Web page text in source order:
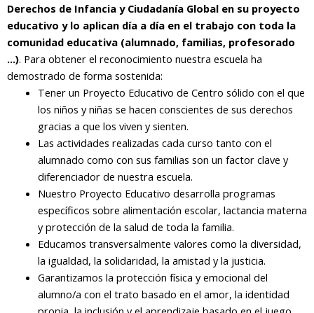
Derechos de Infancia y Ciudadanía Global en su proyecto
educativo y lo aplican día a día en el trabajo con toda la
comunidad educativa (alumnado, familias, profesorado
…). Para obtener el reconocimiento nuestra escuela ha
demostrado de forma sostenida:
Tener un Proyecto Educativo de Centro sólido con el que
los niños y niñas se hacen conscientes de sus derechos
gracias a que los viven y sienten.
Las actividades realizadas cada curso tanto con el
alumnado como con sus familias son un factor clave y
diferenciador de nuestra escuela.
Nuestro Proyecto Educativo desarrolla programas
específicos sobre alimentación escolar, lactancia materna
y protección de la salud de toda la familia.
Educamos transversalmente valores como la diversidad,
la igualdad, la solidaridad, la amistad y la justicia.
Garantizamos la protección física y emocional del
alumno/a con el trato basado en el amor, la identidad